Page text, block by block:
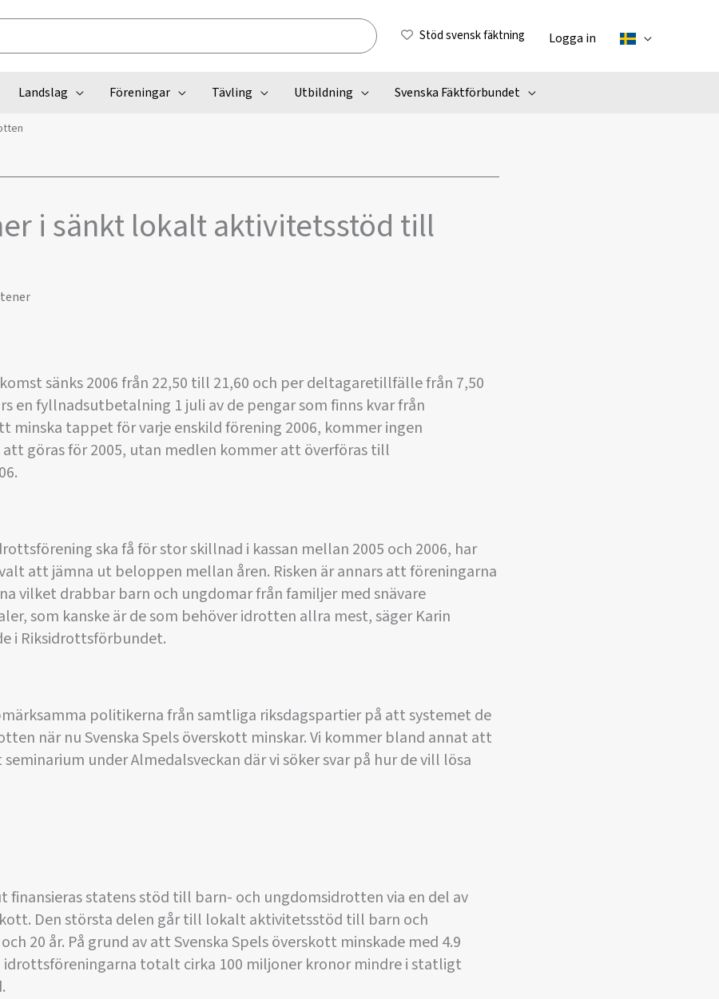
Stöd svensk fäktning Logga in
Landslag Föreningar Tävling Utbildning Svenska Fäktförbundet
i sänkt lokalt aktivitetsstöd till
sänks 2006 från 22,50 till 21,60 och per deltagaretillfälle från 7,50
en fyllnadsutbetalning 1 juli av de pengar som finns kvar från
minska tappet för varje enskild förening 2006, kommer ingen
göras för 2005, utan medlen kommer att överföras till
ska få för stor skillnad i kassan mellan 2005 och 2006, har
att jämna ut beloppen mellan åren. Risken är annars att föreningarna
vilket drabbar barn och ungdomar från familjer med snävare
som kanske är de som behöver idrotten allra mest, säger Karin
i Riksidrottsförbundet.
politikerna från samtliga riksdagspartier på att systemet de
när nu Svenska Spels överskott minskar. Vi kommer bland annat att
under Almedalsveckan där vi söker svar på hur de vill lösa
finansieras statens stöd till barn- och ungdomsidrotten via en del av
Den största delen går till lokalt aktivitetsstöd till barn och
20 år. På grund av att Svenska Spels överskott minskade med 4.9
idrottsföreningarna totalt cirka 100 miljoner kronor mindre i statligt